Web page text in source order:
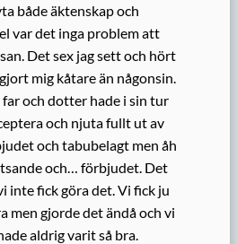
både äktenskap och
var det inga problem att
Det sex jag sett och hört
mig kåtare än någonsin.
och dotter hade i sin tur
och njuta fullt ut av
och tabubelagt men åh
och… förbjudet. Det
inte fick göra det. Vi fick ju
men gjorde det ändå och vi
aldrig varit så bra.